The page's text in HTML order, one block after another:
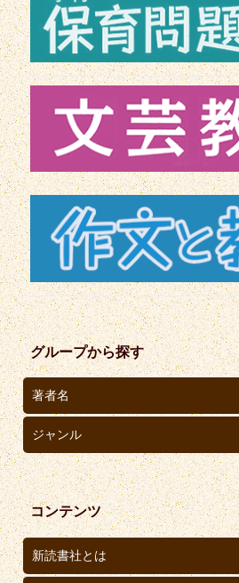
グループから探す
著者名
ジャンル
コンテンツ
新読書社とは